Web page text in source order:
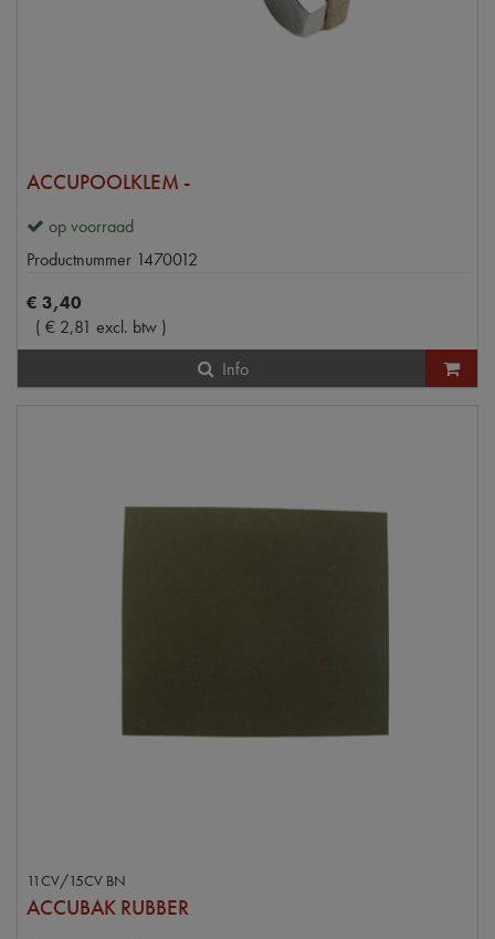
ACCUPOOLKLEM -
op voorraad
Productnummer 1470012
€ 3,40
( € 2,81 excl. btw )
Info
11CV/15CV BN
ACCUBAK RUBBER